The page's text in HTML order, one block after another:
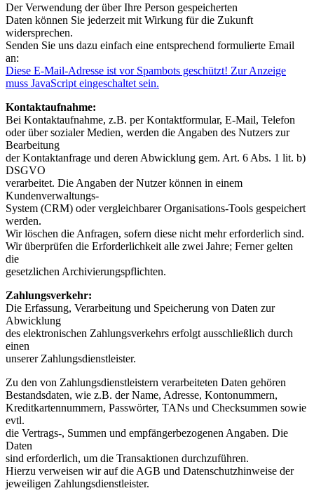
Der Verwendung der über Ihre Person gespeicherten
Daten können Sie jederzeit mit Wirkung für die Zukunft
widersprechen.
Senden Sie uns dazu einfach eine entsprechend formulierte Email
an:
Diese E-Mail-Adresse ist vor Spambots geschützt! Zur Anzeige
muss JavaScript eingeschaltet sein.
Kontaktaufnahme:
Bei Kontaktaufnahme, z.B. per Kontaktformular, E-Mail, Telefon
oder über sozialer Medien, werden die Angaben des Nutzers zur
Bearbeitung
der Kontaktanfrage und deren Abwicklung gem. Art. 6 Abs. 1 lit. b)
DSGVO
verarbeitet. Die Angaben der Nutzer können in einem
Kundenverwaltungs-
System (CRM) oder vergleichbarer Organisations-Tools gespeichert
werden.
Wir löschen die Anfragen, sofern diese nicht mehr erforderlich sind.
Wir überprüfen die Erforderlichkeit alle zwei Jahre; Ferner gelten
die
gesetzlichen Archivierungspflichten.
Zahlungsverkehr:
Die Erfassung, Verarbeitung und Speicherung von Daten zur
Abwicklung
des elektronischen Zahlungsverkehrs erfolgt ausschließlich durch
einen
unserer Zahlungsdienstleister.
Zu den von Zahlungsdienstleistern verarbeiteten Daten gehören
Bestandsdaten, wie z.B. der Name, Adresse, Kontonummern,
Kreditkartennummern, Passwörter, TANs und Checksummen sowie
evtl.
die Vertrags-, Summen und empfängerbezogenen Angaben. Die
Daten
sind erforderlich, um die Transaktionen durchzuführen.
Hierzu verweisen wir auf die AGB und Datenschutzhinweise der
jeweiligen Zahlungsdienstleister.